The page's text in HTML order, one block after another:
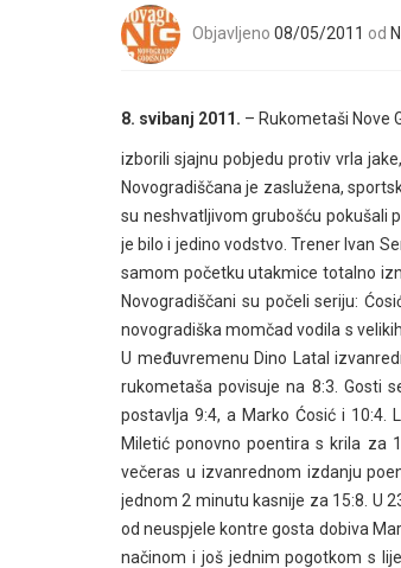
Objavljeno 08/05/2011 od
8. svibanj 2011. – Rukometaši Nove
izborili sjajnu pobjedu protiv vrla
Novogradiščana je zaslužena,
su neshvatljivom grubošću pokušali
je bilo i jedino vodstvo. Trener Ivan
samom početku utakmice totalno
Novogradiščani su počeli seriju:
novogradiška momčad vodila s
U međuvremenu Dino Latal
rukometaša povisuje na 8:3. Gosti
postavlja 9:4, a Marko Ćosić i 10:4.
Miletić ponovno poentira s krila za
večeras u izvanrednom izdanju
jednom 2 minutu kasnije za 15:8. U
od neuspjele kontre gosta dobiva
načinom i još jednim pogotkom s